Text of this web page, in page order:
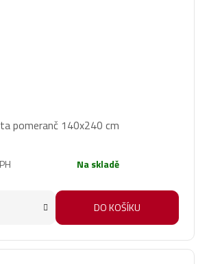
pomeranč 140x240 cm
Na skladě
DO KOŠÍKU